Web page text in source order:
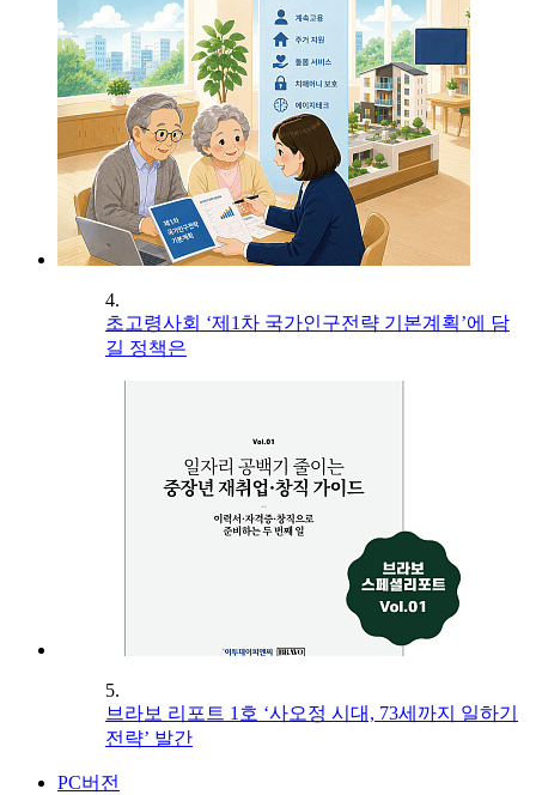
4.
초고령사회 ‘제1차 국가인구전략 기본계획’에 담
길 정책은
5.
브라보 리포트 1호 ‘사오정 시대, 73세까지 일하기
전략’ 발간
PC버전